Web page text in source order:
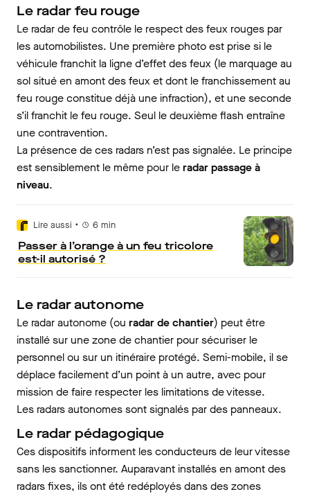
Le radar feu rouge
Le radar de feu contrôle le respect des feux rouges par
les automobilistes. Une première photo est prise si le
véhicule franchit la ligne d’effet des feux (le marquage au
sol situé en amont des feux et dont le franchissement au
feu rouge constitue déjà une infraction), et une seconde
s’il franchit le feu rouge. Seul le deuxième flash entraîne
une contravention.
La présence de ces radars n’est pas signalée. Le principe
est sensiblement le même pour leradar passage à
niveau.
Lire aussi • 6 min
Passer à l’orange à un feu tricolore
est-il autorisé ?
Le radar autonome
Le radar autonome (ou radar de chantier) peut être
installé sur une zone de chantier pour sécuriser le
personnel ou sur un itinéraire protégé. Semi-mobile, il se
déplace facilement d’un point à un autre, avec pour
mission de faire respecter les limitations de vitesse.
Les radars autonomes sont signalés par des panneaux.
Le radar pédagogique
Ces dispositifs informent les conducteurs de leur vitesse
sans les sanctionner. Auparavant installés en amont des
radars fixes, ils ont été redéployés dans des zones